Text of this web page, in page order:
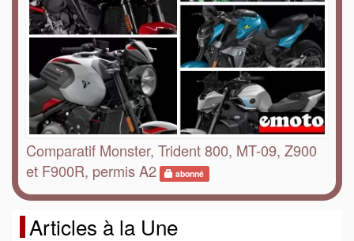
Comparatif Monster, Trident 800, MT-09, Z900
et F900R, permis A2
abonné
Articles à la Une